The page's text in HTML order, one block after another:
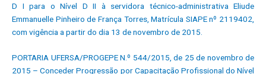
D I para o Nível D II à servidora técnico-administrativa Eliude
Emmanuelle Pinheiro de França Torres, Matrícula SIAPE nº 2119402,
com vigência a partir do dia 13 de novembro de 2015.
PORTARIA UFERSA/PROGEPE N.º 544/2015, de 25 de novembro de
2015 – Conceder Progressão por Capacitação Profissional do Nível